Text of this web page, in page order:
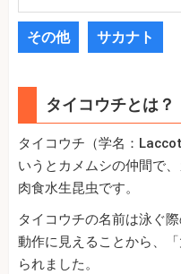
その他 サカナト
タイコウチとは？
タイコウチ（学名：
いうとカメムシの仲間で
肉食水生昆虫です。
タイコウチの名前は泳ぐ
動作に見えることから、
られました。